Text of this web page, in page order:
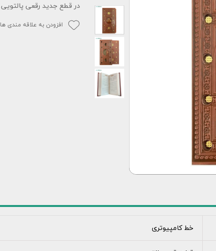
در قطع جدید رقعی پالتویی
افزودن به علاقه مندی ها
خط کامپیوتری